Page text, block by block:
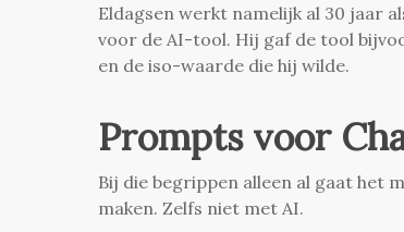
Eldagsen werkt namelijk al 30 jaar
voor de AI-tool. Hij gaf de tool
en de iso-waarde die hij wilde.
Prompts voor
Bij die begrippen alleen al gaat het
maken. Zelfs niet met AI.